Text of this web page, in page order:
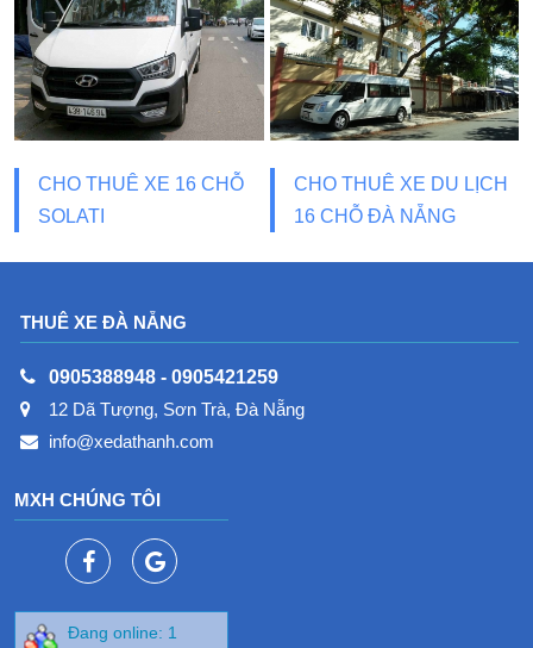
CHO THUÊ XE 16 CHỖ
SOLATI
CHO THUÊ XE DU LỊCH
16 CHỖ ĐÀ NẴNG
THUÊ XE ĐÀ NẴNG
0905388948 - 0905421259
12 Dã Tượng, Sơn Trà, Đà Nẵng
info@xedathanh.com
MXH CHÚNG TÔI
Đang online: 1